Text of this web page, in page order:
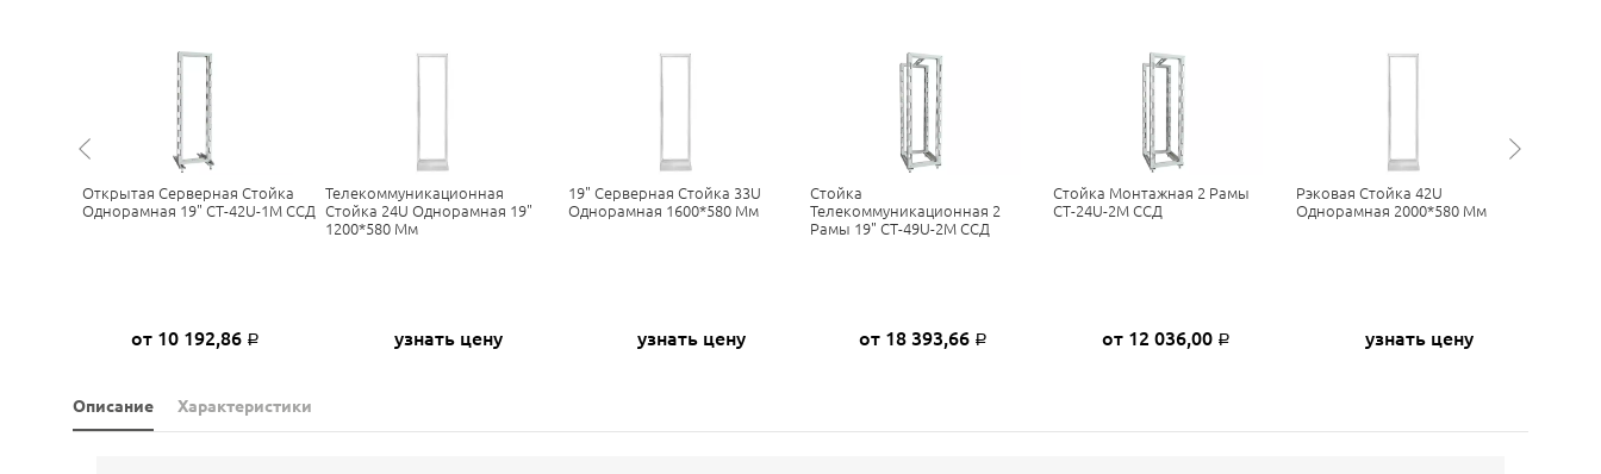
Открытая Серверная Стойка
Однорамная 19" СТ-42U-1М ССД
от 10 192,86 Р
Телекоммуникационная
Стойка 24U Однорамная 19"
1200*580 Мм
узнать цену
19" Серверная Стойка 33U
Однорамная 1600*580 Мм
узнать цену
Стойка
Телекоммуникационная 2
Рамы 19" СТ-49U-2М ССД
от 18 393,66 Р
Стойка Монтажная 2 Рамы
СТ-24U-2М ССД
от 12 036,00 Р
Рэковая Стойка 42U
Однорамная 2000*580 Мм
узнать цену
Описание Характеристики